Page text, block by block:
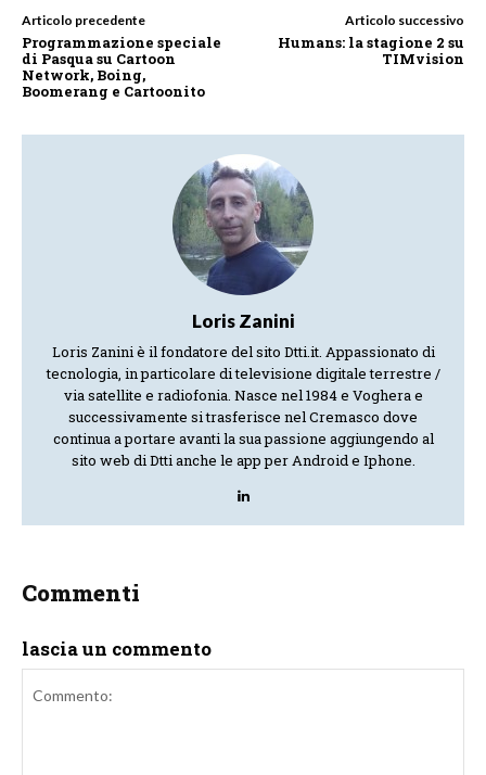
Articolo precedente
Programmazione speciale
di Pasqua su Cartoon
Network, Boing,
Boomerang e Cartoonito
Articolo successivo
Humans: la stagione 2 su
TIMvision
Loris Zanini
Loris Zanini è il fondatore del sito Dtti.it. Appassionato di
tecnologia, in particolare di televisione digitale terrestre /
via satellite e radiofonia. Nasce nel 1984 e Voghera e
successivamente si trasferisce nel Cremasco dove
continua a portare avanti la sua passione aggiungendo al
sito web di Dtti anche le app per Android e Iphone.
Commenti
lascia un commento